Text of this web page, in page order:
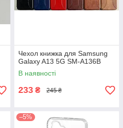
Чехол книжка для Samsung
Galaxy A13 5G SM-A136B
В наявності
233 ₴ 245 ₴
–5%